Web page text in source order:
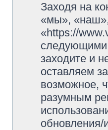
Заходя на
«мы»,
«https://
следующими
заходите и
оставляем
возможное,
разумным
обновления/